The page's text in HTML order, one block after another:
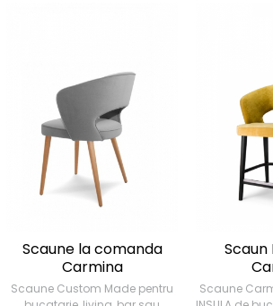
Scaune la comanda
Carmina
Scaune Custom Made pentru
Scaun
Scaune